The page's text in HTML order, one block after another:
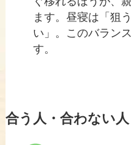
ます。昼寝は「狙
い」。このバラン
す。
合う人・合わない人